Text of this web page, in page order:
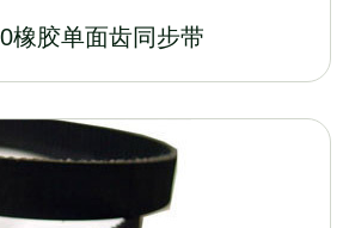
橡胶单面齿同步带